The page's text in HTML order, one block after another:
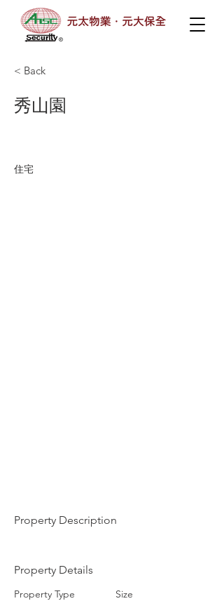
< Back
秀山園
住宅
Property Description
Property Details
Property Type Size